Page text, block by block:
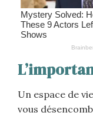
Un espace de
vous